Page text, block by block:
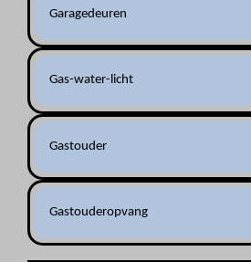
Garagedeuren
Gas-water-licht
Gastouder
Gastouderopvang